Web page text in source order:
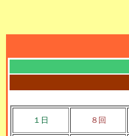
１日 ８回